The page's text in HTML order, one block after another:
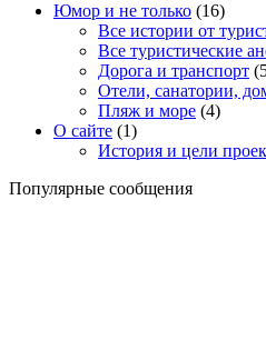
Юмор и не только (16)
Все истории от
Все туристические
Дорога и транспорт
Отели, санатории,
Пляж и море (4)
О сайте (1)
История и цели
Популярные сообщения